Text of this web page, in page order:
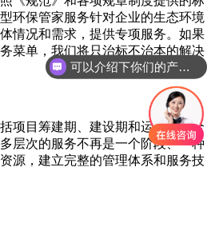
环保管家服务针对企业的生态环境
情况和需求，提供专项服务。如果
菜单，我们将只治标不治本的解决
目筹建期、建设期和运营期的全
层次的服务不再是一个阶段、一种
源，建立完整的管理体系和服务技
可以介绍下你们的产品么